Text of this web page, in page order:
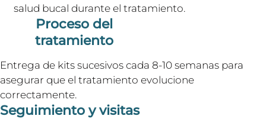
salud bucal durante el tratamiento.
Proceso del
tratamiento
Entrega de kits sucesivos cada 8-10 semanas para
asegurar que el tratamiento evolucione
correctamente.
Seguimiento y visitas